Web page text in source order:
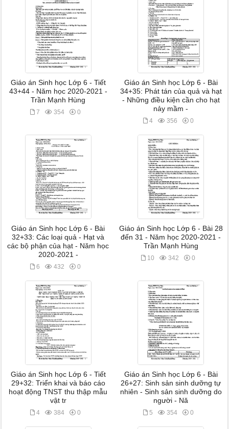
Giáo án Sinh học Lớp 6 - Tiết
43+44 - Năm học 2020-2021 -
Trần Mạnh Hùng
7 354 0
Giáo án Sinh học Lớp 6 - Bài
34+35: Phát tán của quả và hạt
- Những điều kiện cần cho hạt
nảy mầm -
4 356 0
Giáo án Sinh học Lớp 6 - Bài
32+33: Các loại quả - Hạt và
các bộ phận của hạt - Năm học
2020-2021 -
6 432 0
Giáo án Sinh học Lớp 6 - Bài 28
đến 31 - Năm học 2020-2021 -
Trần Mạnh Hùng
10 342 0
Giáo án Sinh học Lớp 6 - Tiết
29+32: Triển khai và báo cáo
hoạt động TNST thu thập mẫu
vật tr
4 384 0
Giáo án Sinh học Lớp 6 - Bài
26+27: Sinh sản sinh dưỡng tự
nhiên - Sinh sản sinh dưỡng do
người - Nă
5 354 0